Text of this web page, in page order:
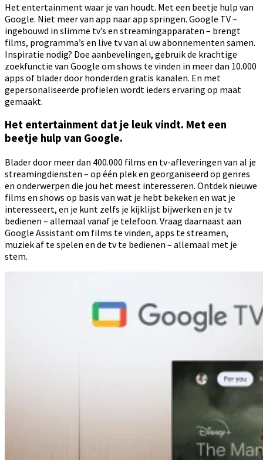
Het entertainment waar je van houdt. Met een beetje hulp van
Google. Niet meer van app naar app springen. Google TV –
ingebouwd in slimme tv’s en streamingapparaten – brengt
films, programma’s en live tv van al uw abonnementen samen.
Inspiratie nodig? Doe aanbevelingen, gebruik de krachtige
zoekfunctie van Google om shows te vinden in meer dan 10.000
apps of blader door honderden gratis kanalen. En met
gepersonaliseerde profielen wordt ieders ervaring op maat
gemaakt.
Het entertainment dat je leuk vindt. Met een
beetje hulp van Google.
Blader door meer dan 400.000 films en tv-afleveringen van al je
streamingdiensten – op één plek en georganiseerd op genres
en onderwerpen die jou het meest interesseren. Ontdek nieuwe
films en shows op basis van wat je hebt bekeken en wat je
interesseert, en je kunt zelfs je kijklijst bijwerken en je tv
bedienen – allemaal vanaf je telefoon. Vraag daarnaast aan
Google Assistant om films te vinden, apps te streamen,
muziek af te spelen en de tv te bedienen – allemaal met je
stem.